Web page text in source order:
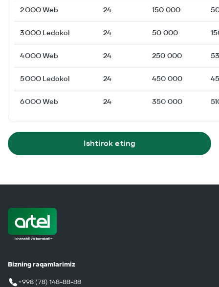
2ОOO Web 24 150 000
3ОOO Ledokol 24 50 000
4ОOO Web 24 250 000
5ОOO Ledokol 24 450 000
6ОOO Web 24 350 000
Ishtirok eting
Bizning raqamlarimiz
+998 (78) 148-88-88